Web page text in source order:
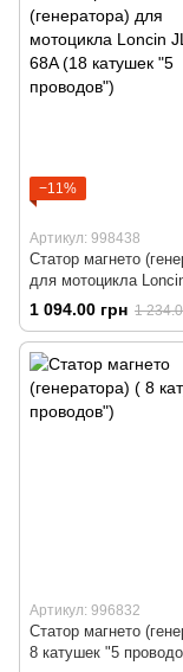
−11%
Артикул: 998438
Статор магнето
для мотоцикла
68A (18 катушек "5
1 094.00 грн 1
Артикул: 996832
Статор магнето
8 катушек "5